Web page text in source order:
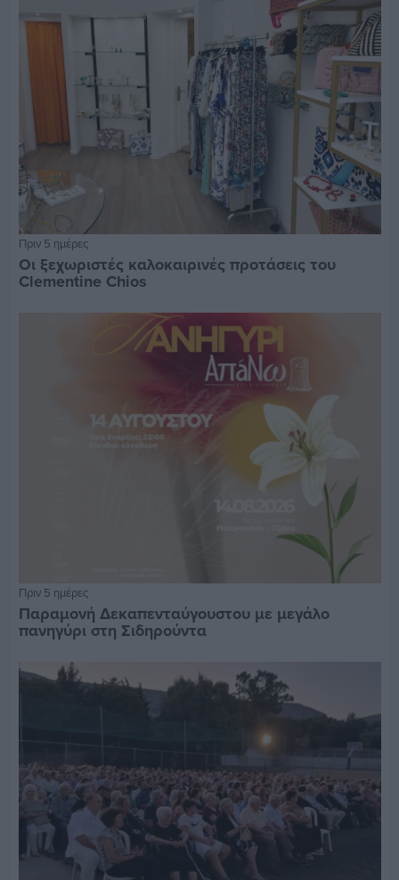
Πριν 5 ημέρες
Οι ξεχωριστές καλοκαιρινές προτάσεις του
Clementine Chios
Πριν 5 ημέρες
Παραμονή Δεκαπενταύγουστου με μεγάλο
πανηγύρι στη Σιδηρούντα